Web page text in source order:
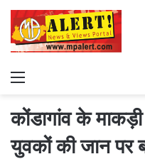
Menu
कोंडागांव के
युवकों की जान